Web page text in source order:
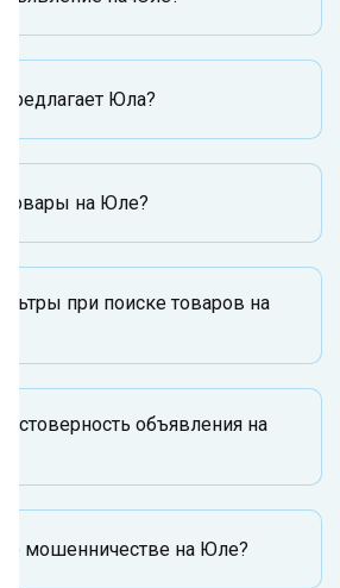
предлагает Юла?
товары на Юле?
при поиске товаров на
объявления на
о мошенничестве на Юле?